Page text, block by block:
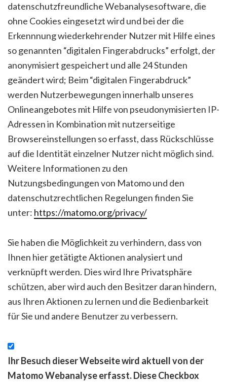
datenschutzfreundliche Webanalysesoftware, die
ohne Cookies eingesetzt wird und bei der die
Erkennnung wiederkehrender Nutzer mit Hilfe eines
so genannten “digitalen Fingerabdrucks” erfolgt, der
anonymisiert gespeichert und alle 24 Stunden
geändert wird; Beim “digitalen Fingerabdruck”
werden Nutzerbewegungen innerhalb unseres
Onlineangebotes mit Hilfe von pseudonymisierten IP-
Adressen in Kombination mit nutzerseitige
Browsereinstellungen so erfasst, dass Rückschlüsse
auf die Identität einzelner Nutzer nicht möglich sind.
Weitere Informationen zu den
Nutzungsbedingungen von Matomo und den
datenschutzrechtlichen Regelungen finden Sie
unter: https://matomo.org/privacy/
Sie haben die Möglichkeit zu verhindern, dass von
Ihnen hier getätigte Aktionen analysiert und
verknüpft werden. Dies wird Ihre Privatsphäre
schützen, aber wird auch den Besitzer daran hindern,
aus Ihren Aktionen zu lernen und die Bedienbarkeit
für Sie und andere Benutzer zu verbessern.
Ihr Besuch dieser Webseite wird aktuell von der
Matomo Webanalyse erfasst. Diese Checkbox